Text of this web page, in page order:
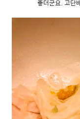
좋더군요. 고단